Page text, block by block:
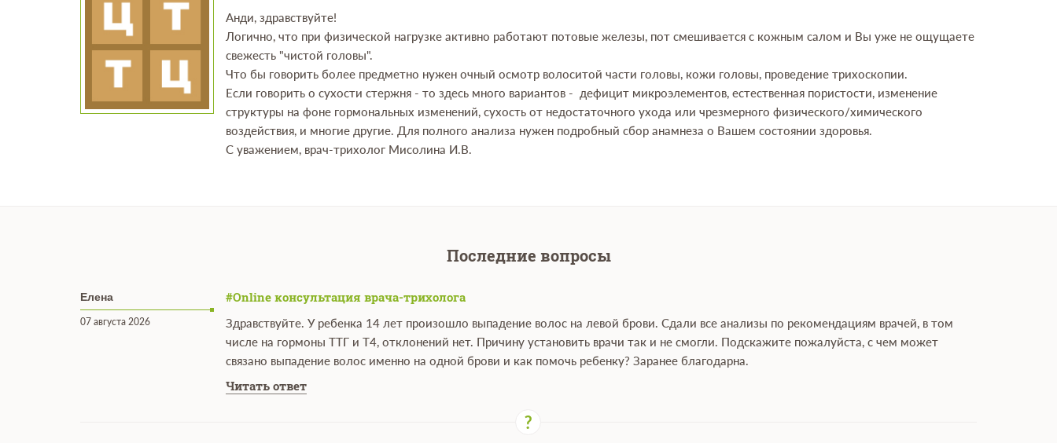
Анди, здравствуйте!
Логично, что при физической нагрузке активно работают потовые железы, пот смешивается с кожным салом и Вы уже не ощущаете
свежесть "чистой головы".
Что бы говорить более предметно нужен очный осмотр волоситой части головы, кожи головы, проведение трихоскопии.
Если говорить о сухости стержня - то здесь много вариантов - дефицит микроэлементов, естественная пористости, изменение
структуры на фоне гормональных изменений, сухость от недостаточного ухода или чрезмерного физического/химического
воздействия, и многие другие. Для полного анализа нужен подробный сбор анамнеза о Вашем состоянии здоровья.
С уважением, врач-трихолог Мисолина И.В.
Последние вопросы
Елена
07 августа 2026
#Online консультация врача-трихолога
Здравствуйте. У ребенка 14 лет произошло выпадение волос на левой брови. Сдали все анализы по рекомендациям врачей, в том
числе на гормоны ТТГ и Т4, отклонений нет. Причину установить врачи так и не смогли. Подскажите пожалуйста, с чем может
связано выпадение волос именно на одной брови и как помочь ребенку? Заранее благодарна.
Читать ответ